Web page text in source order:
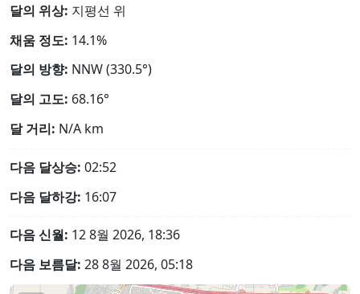
달의 위상: 지평선 위
채움 정도: 14.1%
달의 방향: NNW (330.5°)
달의 고도: 68.16°
달 거리: N/A km
다음 달상승: 02:52
다음 달하강: 16:07
다음 신월: 12 8월 2026, 18:36
다음 보름달: 28 8월 2026, 05:18